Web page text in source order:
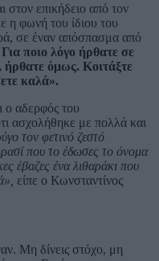
στον επικήδειο από τον
η φωνή του ίδιου του
σε έναν απόσπασμα από
Για ποιο λόγο ήρθατε σε
ήρθατε όμως. Κοιτάξτε
καλά».
ο αδερφός του
ασχολήθηκε με πολλά και
τον φετινό ζεστό
που το έδωσες το όνομα
έβαζες ένα λιθαράκι που
είπε ο Κωνσταντίνος
Μη δίνεις στόχο, μη